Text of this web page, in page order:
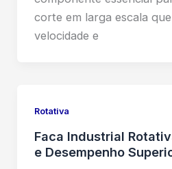
corte em larga escala
velocidade e
Rotativa
Faca Industrial
e Desempenho